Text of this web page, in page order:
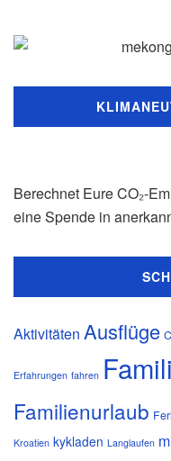
Berechnet Eure CO₂-
eine Spende in
Aktivitäten Ausflüge
Erfahrungen fahren
Familienurlaub
Kroatien kykladen Langlaufen